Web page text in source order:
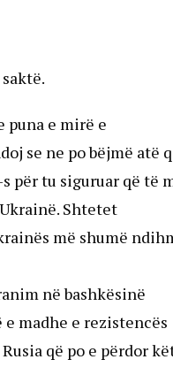
puna e mirë e
se ne po bëjmë atë
për tu siguruar që të
Shtetet
më shumë
në bashkësinë
madhe e rezistencës
që po e përdor